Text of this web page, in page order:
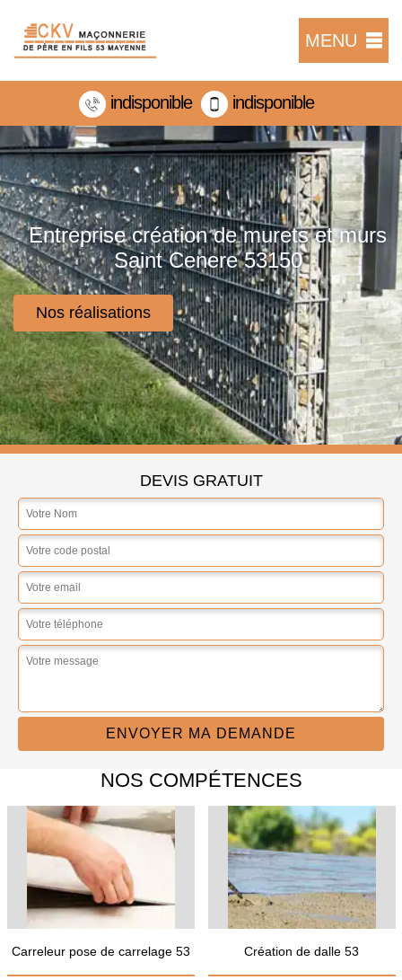
MENU
indisponible indisponible
Entreprise création de murets et murs
Saint Cenere 53150
Nos réalisations
DEVIS GRATUIT
NOS COMPÉTENCES
Carreleur pose de carrelage 53 Création de dalle 53